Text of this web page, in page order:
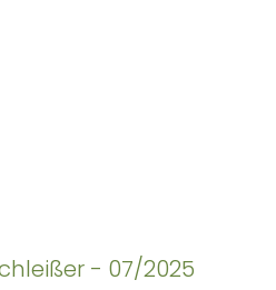
- 07/2025